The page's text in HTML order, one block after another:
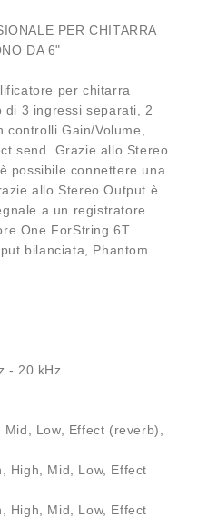
PER CHITARRA
DA 6"
per chitarra
di 3 ingressi separati, 2
Gain/Volume,
send. Grazie allo Stereo
possibile connettere una
allo Stereo Output è
a un registratore
One ForString 6T
bilanciata, Phantom
- 20 kHz
Low, Effect (reverb),
High, Mid, Low, Effect
High, Mid, Low, Effect